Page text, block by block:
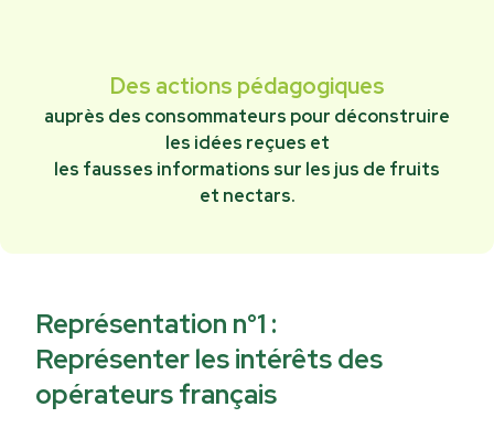
Des actions pédagogiques
auprès des consommateurs pour déconstruire
les idées reçues et
les fausses informations sur les jus de fruits
et nectars.
Représentation n°1 :
Représenter les intérêts des
opérateurs français